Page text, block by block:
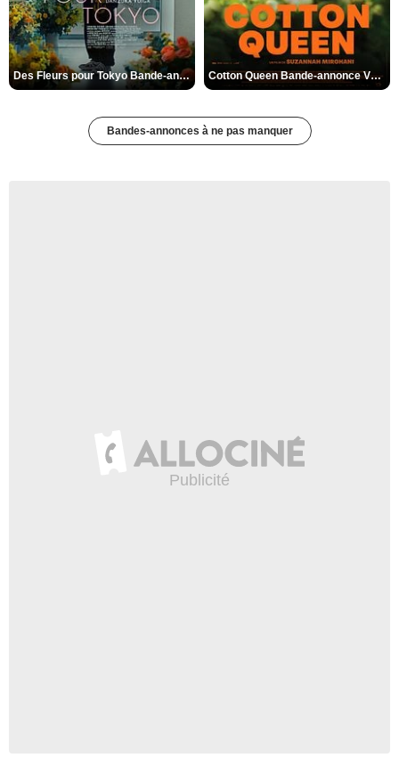
Des Fleurs pour Tokyo Bande-annonce VO STFR Cotton Queen Bande-annonce VO STFR
Bandes-annonces à ne pas manquer